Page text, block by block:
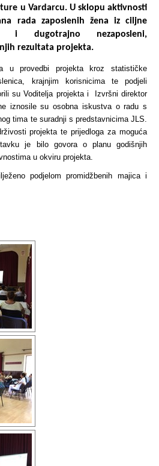
u Vardarcu. U sklopu aktivnosti
rada zaposlenih žena iz ciljne
i dugotrajno nezaposleni,
rezultata projekta.
u provedbi projekta kroz statističke
krajnjim korisnicima te podjeli
su Voditelja projekta i Izvršni direktor
iznosile su osobna iskustva o radu s
tima te suradnji s predstavnicima JLS.
projekta te prijedloga za moguća
je bilo govora o planu godišnjih
u okviru projekta.
podjelom promidžbenih majica i